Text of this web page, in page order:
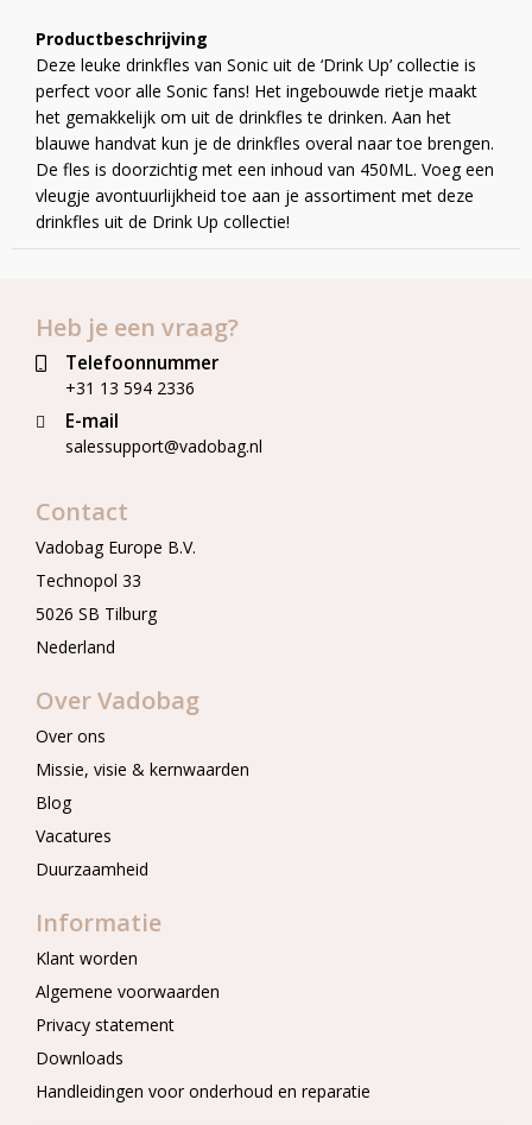
Productbeschrijving
Deze leuke drinkfles van Sonic uit de ‘Drink Up’ collectie is
perfect voor alle Sonic fans! Het ingebouwde rietje maakt
het gemakkelijk om uit de drinkfles te drinken. Aan het
blauwe handvat kun je de drinkfles overal naar toe brengen.
De fles is doorzichtig met een inhoud van 450ML. Voeg een
vleugje avontuurlijkheid toe aan je assortiment met deze
drinkfles uit de Drink Up collectie!
Heb je een vraag?
Telefoonnummer
+31 13 594 2336
E-mail
salessupport@vadobag.nl
Contact
Vadobag Europe B.V.
Technopol 33
5026 SB Tilburg
Nederland
Over Vadobag
Over ons
Missie, visie & kernwaarden
Blog
Vacatures
Duurzaamheid
Informatie
Klant worden
Algemene voorwaarden
Privacy statement
Downloads
Handleidingen voor onderhoud en reparatie